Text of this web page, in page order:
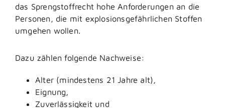
das Sprengstoffrecht hohe Anforderungen an die
Personen, die mit explosionsgefährlichen Stoffen
umgehen wollen.
Dazu zählen folgende Nachweise:
Alter (mindestens 21 Jahre alt),
Eignung,
Zuverlässigkeit und